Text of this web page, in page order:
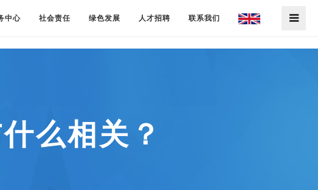
中心 社会责任 绿色发展 人才招聘 联系我们
么相关？